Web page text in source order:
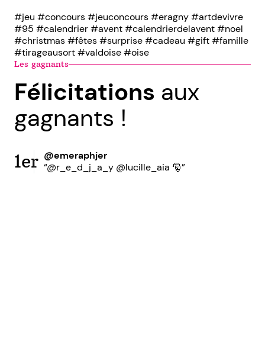
#jeu #concours #jeuconcours #eragny #artdevivre
#95 #calendrier #avent #calendrierdelavent #noel
#christmas #fêtes #surprise #cadeau #gift #famille
#tirageausort #valdoise #oise
Les gagnants
Félicitations aux
gagnants !
1er @emeraphjer
“@r_e_d_j_a_y @lucille_aia 🎅”